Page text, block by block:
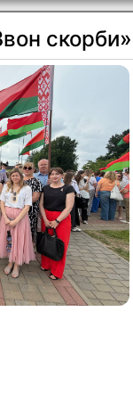
скорби»